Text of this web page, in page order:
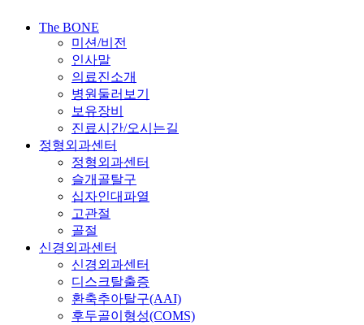
The BONE
미션/비전
인사말
의료진소개
병원둘러보기
보유장비
진료시간/오시는길
정형외과센터
정형외과센터
슬개골탈구
십자인대파열
고관절
골절
신경외과센터
신경외과센터
디스크탈출증
환축추아탈구(AAI)
후두골이형성(COMS)